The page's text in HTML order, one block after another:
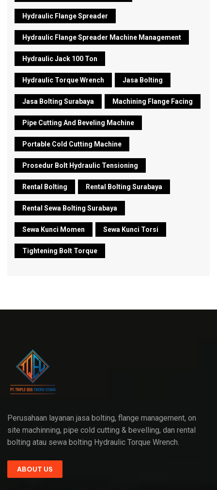
Hydraulic Flange Spreader
Hydraulic Flange Spreader Machine Management
Hydraulic Jack 100 Ton
Hydraulic Torque Wrench Jasa Bolting
Jasa Bolting Surabaya Machining Flange Facing
Pipe Cutting And Beveling Machine
Portable Cold Cutting Machine
Prosedur Bolt Hydraulic Tensioning
Rental Bolting Rental Bolting Surabaya
Rental Sewa Bolting Surabaya
Sewa Kunci Momen Sewa Kunci Torsi
Tightening Bolt Torque
Perusahaan layanan jasa bolting, flange management, on
site machinning, pipe cold cutting & bevelling, dan rental
bolting atau sewa bolting Hydraulic Torque Wrench.
ABOUT US